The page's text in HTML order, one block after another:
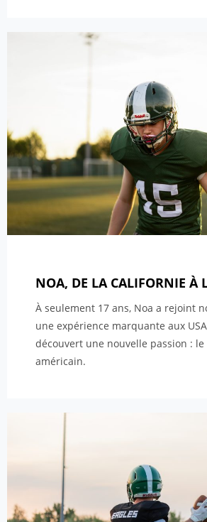
NOA, DE LA CALIFORNIE À
À seulement 17 ans, Noa a rejoint
une expérience marquante aux
découvert une nouvelle passion :
américain.